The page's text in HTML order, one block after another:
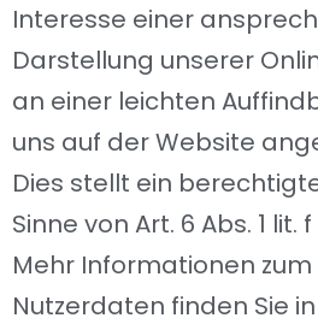
Interesse einer
Darstellung unserer
an einer leichten
uns auf der Website
Dies stellt ein
Sinne von Art. 6 Abs. 1 lit.
Mehr Informationen
Nutzerdaten finden Sie